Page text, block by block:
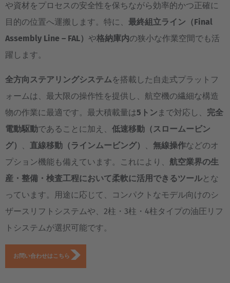
や資材をプロセスの安全性を保ちながら効率的かつ正確に
目的の位置へ運搬します。特に、 最終組立ライン（Final
Assembly Line – FAL） や格納庫内の狭小な作業空間でも活
躍します。
全方向ステアリングシステムを搭載した自走式プラットフ
ォームは、最大限の操作性を提供し、航空機の繊細な構造
物の作業に最適です。最大積載量は5トン まで対応し、 完全
電動駆動であることに加え、 低速移動（スロームービン
グ）
、 直線移動（ラインムービング） 、 無線操作などのオ
プション機能も備えています。これにより、 航空業界の生
産・整備・検査工程において柔軟に活用できるツールとな
っています。用途に応じて、コンパクトなモデル向けのシ
ザースリフトシステムや、2柱・3柱・4柱タイプの油圧リフ
トシステムが選択可能です。
お問い合わせはこちら